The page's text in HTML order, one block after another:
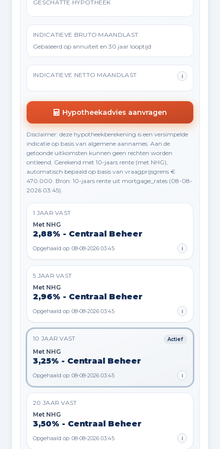
GESCHATTE HYPOTHEEK
INDICATIEVE BRUTO MAANDLAST
Gebaseerd op annuïteit en 30 jaar looptijd
INDICATIEVE NETTO MAANDLAST i
Hypotheekadvies aanvragen
Disclaimer: deze hypotheekberekening is een versimpelde
indicatie op basis van algemene aannames. Aan de
getoonde uitkomsten kunnen geen rechten worden
ontleend. Gerekend met 10-jaars rente (met NHG),
automatisch bepaald op basis van vraagprijsgrens €
470.000. Bron: 10-jaars rente uit mortgage_rates (08-08-
2026 03:45).
1 JAAR VAST
Met NHG
2,88% - Centraal Beheer
Opgehaald op: 08-08-2026 03:45 i
5 JAAR VAST
Met NHG
2,96% - Centraal Beheer
Opgehaald op: 08-08-2026 03:45 i
10 JAAR VAST Actief
Met NHG
3,25% - Centraal Beheer
Opgehaald op: 08-08-2026 03:45 i
20 JAAR VAST
Met NHG
3,50% - Centraal Beheer
Opgehaald op: 08-08-2026 03:45 i